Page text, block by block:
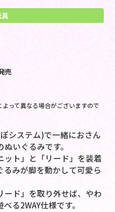
売
って異なる場合がございますので
システム)で一緒におさん
いぐるみです。
ット」と「リード」を装着
るみが脚を動かして可愛ら
ード」を取り外せば、やわ
る2WAY仕様です。